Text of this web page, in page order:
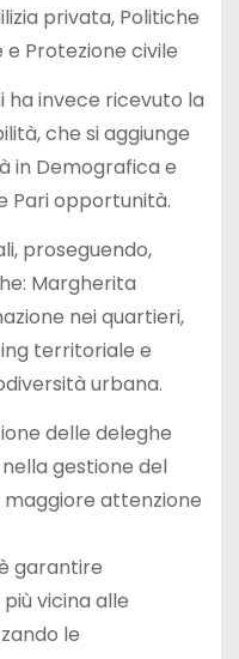
privata, Politiche
e Protezione civile
ha invece ricevuto la
che si aggiunge
in Demografica e
Pari opportunità.
proseguendo,
Margherita
nei quartieri,
territoriale e
urbana.
delle deleghe
gestione del
attenzione
garantire
vicina alle
le